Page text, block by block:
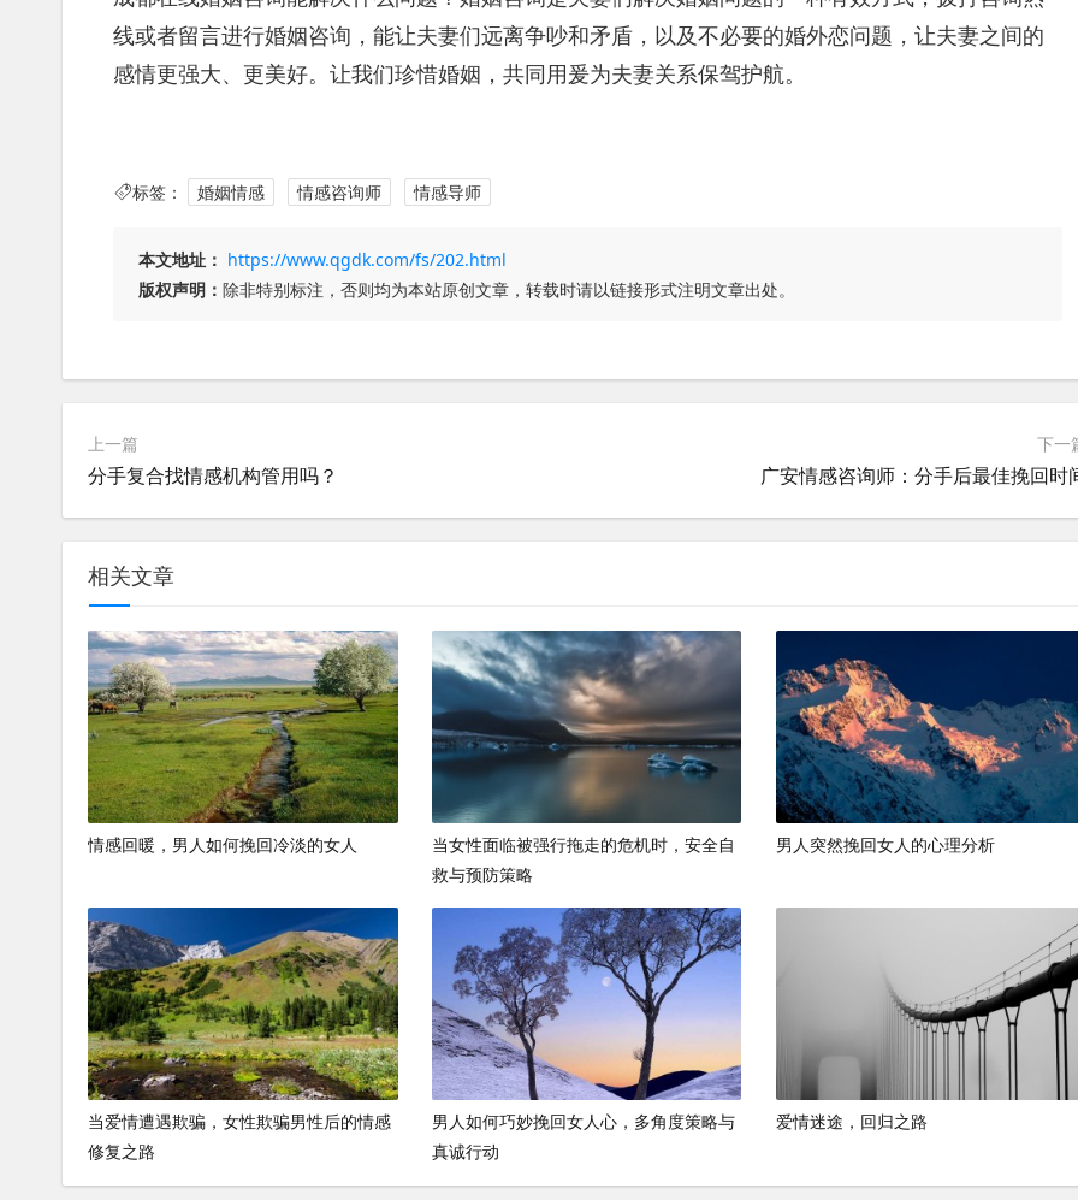
线或者留言进行婚姻咨询，能让夫妻们远离争吵和矛盾，以及不必要的婚外恋问题，让夫妻之间的
感情更强大、更美好。让我们珍惜婚姻，共同用爰为夫妻关系保驾护航。
标签： 婚姻情感 情感咨询师 情感导师
本文地址： https://www.qgdk.com/fs/202.html
版权声明： 除非特别标注，否则均为本站原创文章，转载时请以链接形式注明文章出处。
上一篇
分手复合找情感机构管用吗？
下一
广安情感咨询师：分手后最佳挽回时
相关文章
情感回暖，男人如何挽回冷淡的女人
当女性面临被强行拖走的危机时，安全自
救与预防策略
男人突然挽回女人的心理分析
当爱情遭遇欺骗，女性欺骗男性后的情感
修复之路
男人如何巧妙挽回女人心，多角度策略与
真诚行动
爱情迷途，回归之路